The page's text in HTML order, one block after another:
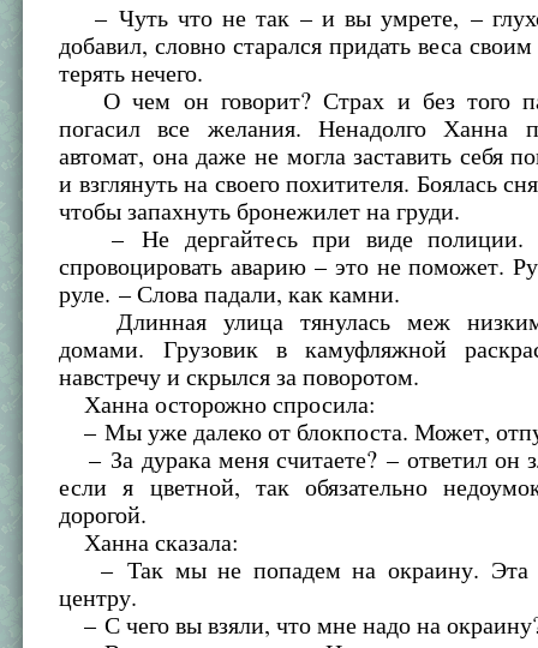
– Чуть что не так – и вы умрете, –
добавил, словно старался придать веса
терять нечего.
О чем он говорит? Страх и без того
погасил все желания. Ненадолго Ханна
автомат, она даже не могла заставить себя
и взглянуть на своего похитителя. Боялась
чтобы запахнуть бронежилет на груди.
– Не дергайтесь при виде полиции.
спровоцировать аварию – это не поможет.
руле. – Слова падали, как камни.
Длинная улица тянулась меж
домами. Грузовик в камуфляжной
навстречу и скрылся за поворотом.
Ханна осторожно спросила:
– Мы уже далеко от блокпоста. Может,
– За дурака меня считаете? – ответил он
если я цветной, так обязательно
дорогой.
Ханна сказала:
– Так мы не попадем на окраину. Эта
центру.
– С чего вы взяли, что мне надо на